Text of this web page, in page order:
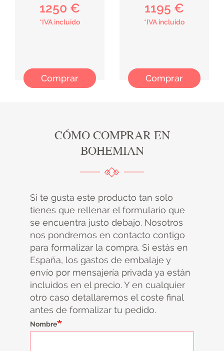
1250 €
*IVA incluido
Comprar
1195 €
*IVA incluido
Comprar
CÓMO COMPRAR EN
BOHEMIAN
Si te gusta este producto tan solo
tienes que rellenar el formulario que
se encuentra justo debajo. Nosotros
nos pondremos en contacto contigo
para formalizar la compra. Si estás en
España, los gastos de embalaje y
envío por mensajería privada ya están
incluidos en el precio. Y en cualquier
otro caso detallaremos el coste final
antes de formalizar tu pedido.
Nombre